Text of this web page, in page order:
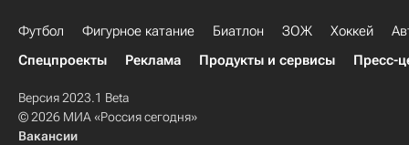
Футбол Фигурное катание Биатлон ЗОЖ Хоккей
Спецпроекты
Реклама Продукты и сервисы Пресс-
Версия 2023.1 Beta
© 2026 МИА «Россия сегодня»
Вакансии